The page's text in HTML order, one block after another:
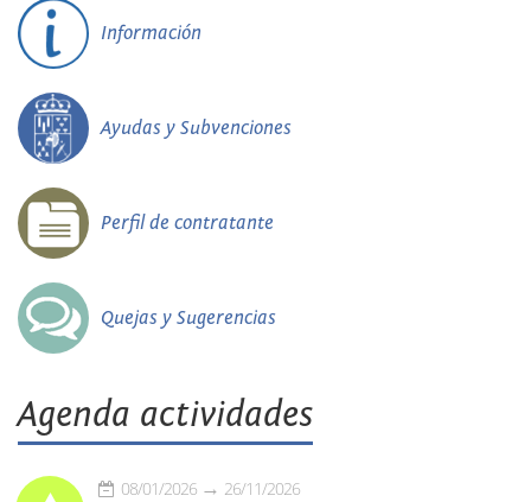
Información
Ayudas y Subvenciones
Perfil de contratante
Quejas y Sugerencias
Agenda actividades
08/01/2026 26/11/2026